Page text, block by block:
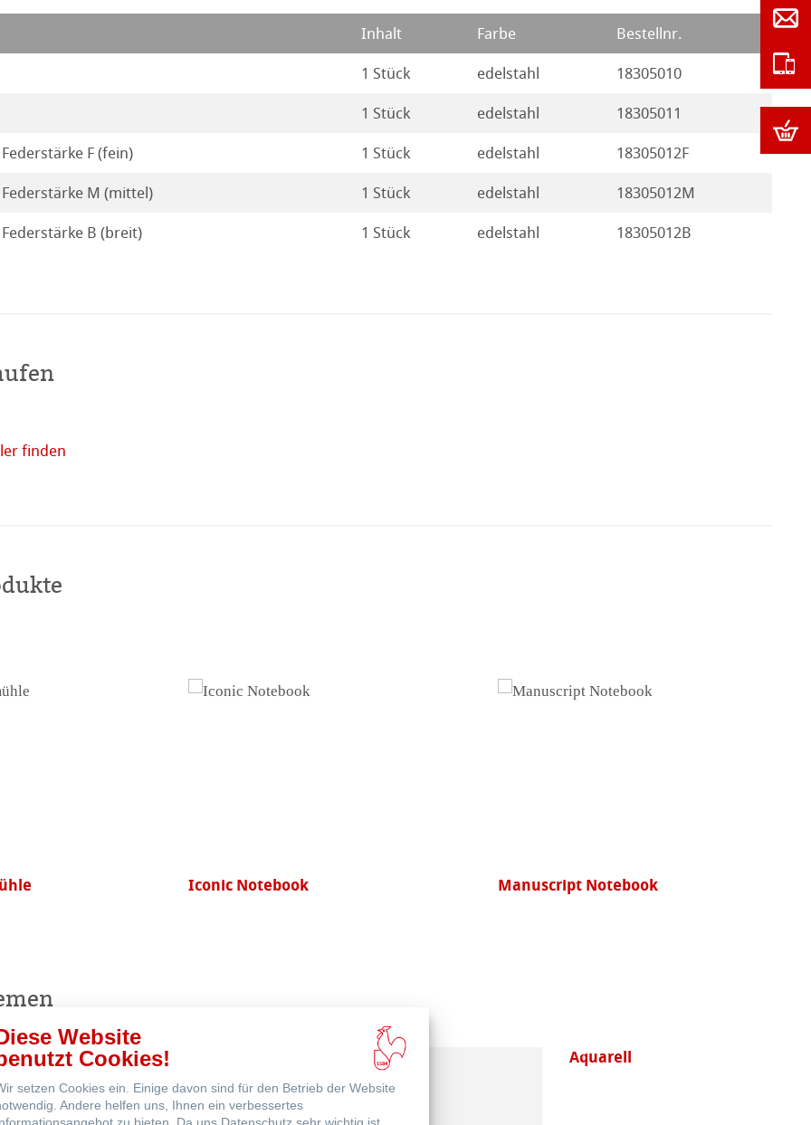
Inhalt Farbe Bestellnr.
1 Stück edelstahl 18305010
1 Stück edelstahl 18305011
F (fein) 1 Stück edelstahl 18305012F
M (mittel) 1 Stück edelstahl 18305012M
B (breit) 1 Stück edelstahl 18305012B
finden
Iconic Notebook Manuscript Notebook
Echt-Bütten Aquarell Aquarell
Website
Cookies!
setzen Cookies ein. Einige davon sind für den Betrieb der Website
Andere helfen uns, Ihnen ein verbessertes